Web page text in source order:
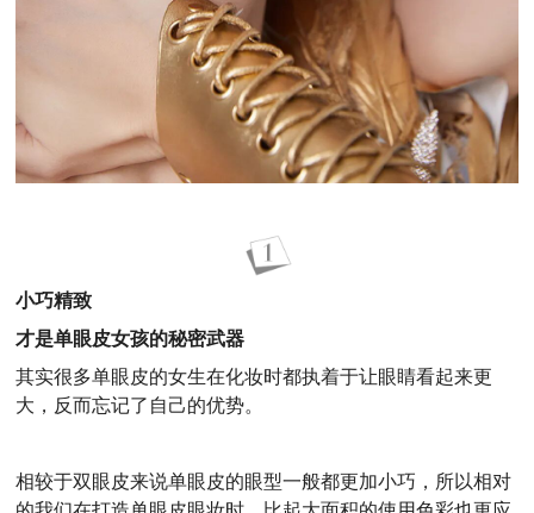
小巧精致
才是单眼皮女孩的秘密武器
其实很多单眼皮的女生在化妆时都执着于让眼睛看起来更
大，反而忘记了自己的优势。
相较于双眼皮来说单眼皮的眼型一般都更加小巧，所以相对